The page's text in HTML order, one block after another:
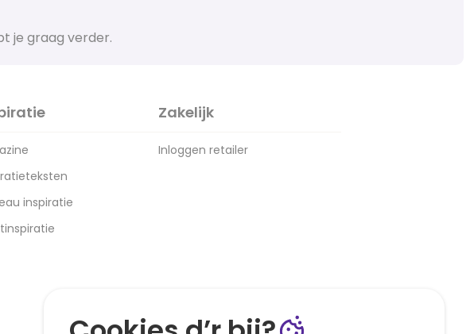
je graag verder.
inspiratie
Zakelijk
Inloggen retailer